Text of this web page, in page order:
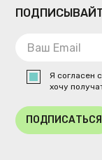
Я согласен
хочу
ПОДПИСАТЬСЯ